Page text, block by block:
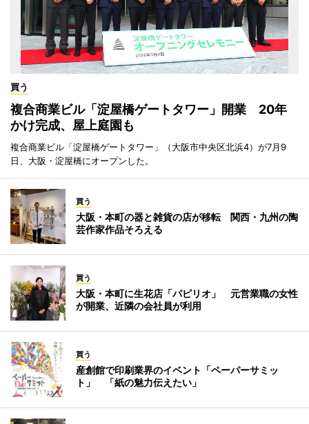
買う
複合商業ビル「淀屋橋ゲートタワー」開業 20年
かけ完成、屋上庭園も
複合商業ビル「淀屋橋ゲートタワー」（大阪市中央区北浜4）が7月9
日、大阪・淀屋橋にオープンした。
買う
大阪・本町の器と雑貨の店が移転 関西・九州の陶
芸作家作品そろえる
買う
大阪・本町に生花店「パピリオ」 元営業職の女性
が開業、近隣の会社員が利用
買う
産創館で印刷業界のイベント「ペーパーサミッ
ト」 「紙の魅力伝えたい」